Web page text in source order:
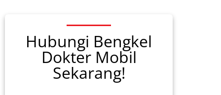
Hubungi Bengkel
Dokter Mobil
Sekarang!